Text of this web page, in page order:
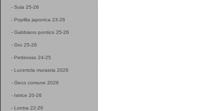
- Sula 25-26
- Popillia japonica 23-26
- Gabbiano pontico 25-26
- Gru 25-26
- Pettirosso 24-25
- Lucertola muraiola 2026
- Geco comune 2026
- Istrice 20-26
- Lontra 22-26